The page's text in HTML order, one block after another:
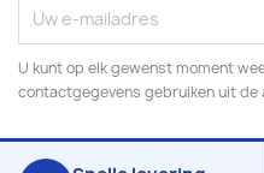
U kunt op elk gewenst moment
contactgegevens gebruiken uit de